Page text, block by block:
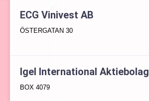
ECG Vinivest AB
ÖSTERGATAN 30
Igel International Aktiebolag
BOX 4079